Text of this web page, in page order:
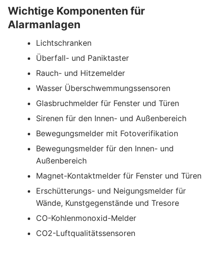
Wichtige Komponenten für
Alarmanlagen
Lichtschranken
Überfall- und Paniktaster
Rauch- und Hitzemelder
Wasser Überschwemmungssensoren
Glasbruchmelder für Fenster und Türen
Sirenen für den Innen- und Außenbereich
Bewegungsmelder mit Fotoverifikation
Bewegungsmelder für den Innen- und
Außenbereich
Magnet-Kontaktmelder für Fenster und Türen
Erschütterungs- und Neigungsmelder für
Wände, Kunstgegenstände und Tresore
CO-Kohlenmonoxid-Melder
CO2-Luftqualitätssensoren